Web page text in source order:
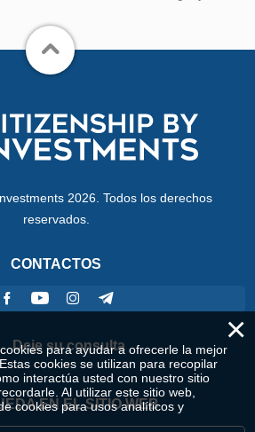
2026. Todos los derechos
reservados.
CONTACTOS
Deje su consulta
EN EL SITIO WEB
×
para ayudar a ofrecerle la mejor
cookies se utilizan para recopilar
interactúa usted con nuestro sitio
Al utilizar este sitio web,
cookies para usos analíticos y